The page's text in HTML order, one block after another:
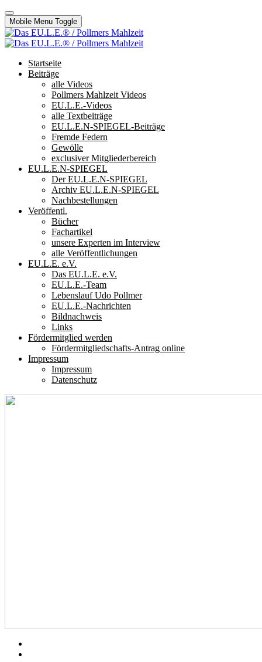
Mobile Menu Toggle
Startseite
Beiträge
alle Videos
Pollmers Mahlzeit Videos
EU.L.E.-Videos
alle Textbeiträge
EU.L.E.N-SPIEGEL-Beiträge
Fremde Federn
Gewölle
exclusiver Mitgliederbereich
EU.L.E.N-SPIEGEL
Der EU.L.E.N-SPIEGEL
Archiv EU.L.E.N-SPIEGEL
Nachbestellungen
Veröffentl.
Bücher
Fachartikel
unsere Experten im Interview
alle Veröffentlichungen
EU.L.E. e.V.
Das EU.L.E. e.V.
EU.L.E.-Team
Lebenslauf Udo Pollmer
EU.L.E.-Nachrichten
Bildnachweis
Links
Fördermitglied werden
Fördermitgliedschafts-Antrag online
Impressum
Impressum
Datenschutz